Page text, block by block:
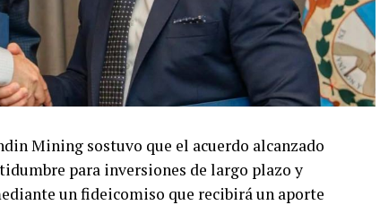
Buena parte de esos préstamos se destina a la
que reduce significativamente el riesgo
perder el bien adquirido en caso de no
el menor valor patrimonial de los
acceder posteriormente a nuevas alternativas
mantener las cuotas al día, una realidad
Mining sostuvo que el acuerdo alcanzado
para inversiones de largo plazo y
un fideicomiso que recibirá un aporte